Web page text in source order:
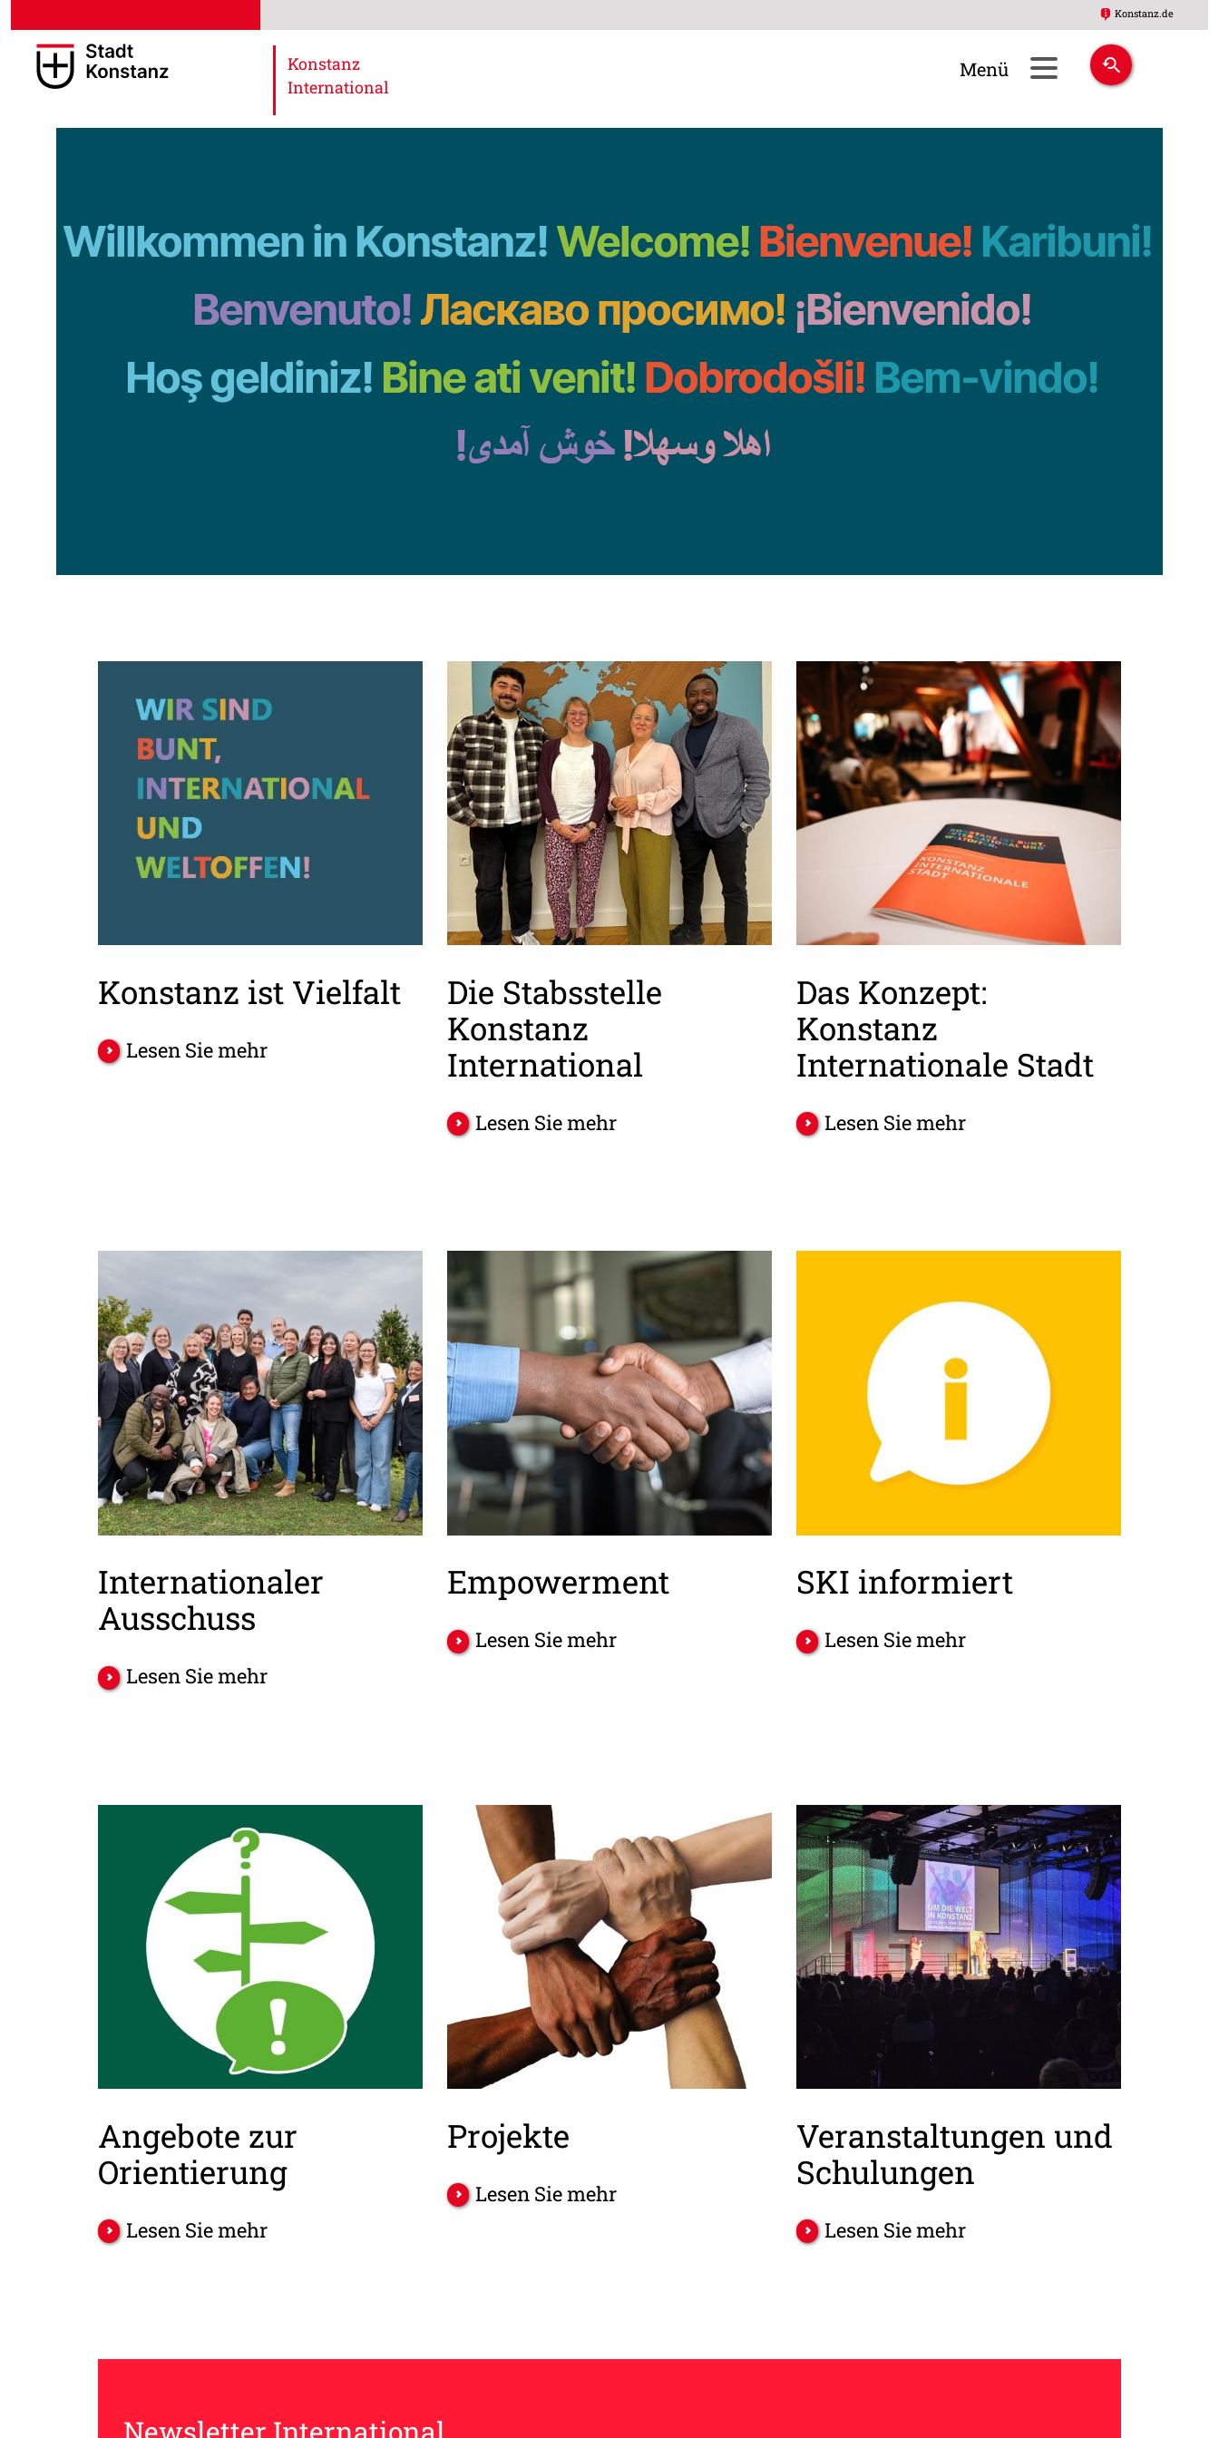
Konstanz.de
Konstanz
International
Konstanz ist Vielfalt
Lesen Sie mehr
Die Stabsstelle
Konstanz
International
Lesen Sie mehr
Das Konzept:
Konstanz
Internationale Stadt
Lesen Sie mehr
Internationaler
Ausschuss
Lesen Sie mehr
Empowerment
Lesen Sie mehr
SKI informiert
Lesen Sie mehr
Angebote zur
Orientierung
Lesen Sie mehr
Projekte
Lesen Sie mehr
Veranstaltungen und
Schulungen
Lesen Sie mehr
Newsletter International